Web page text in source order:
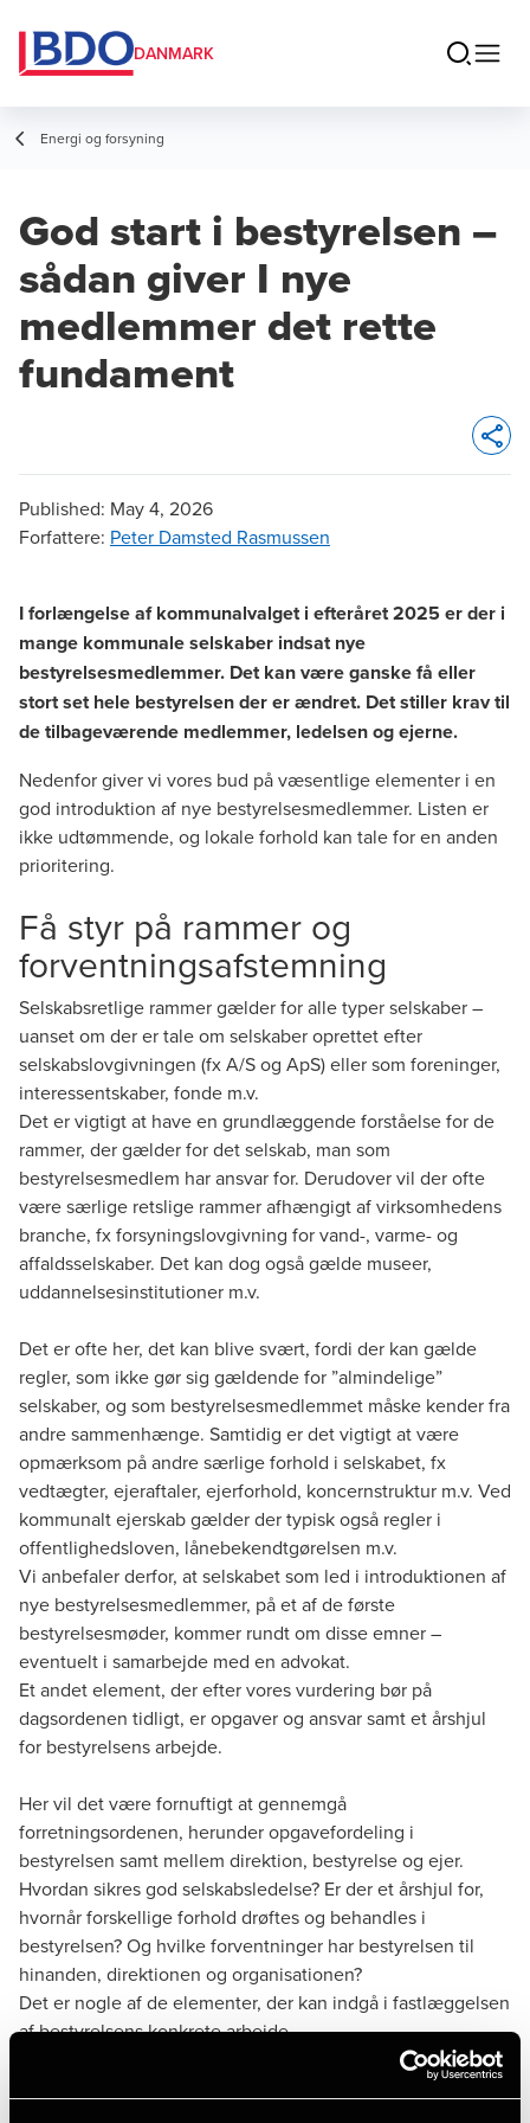
DANMARK
Energi og forsyning
God start i bestyrelsen –
sådan giver I nye
medlemmer det rette
fundament
Published: May 4, 2026
Forfattere: Peter Damsted Rasmussen
I forlængelse af kommunalvalget i efteråret 2025 er der i
mange kommunale selskaber indsat nye
bestyrelsesmedlemmer. Det kan være ganske få eller
stort set hele bestyrelsen der er ændret. Det stiller krav til
de tilbageværende medlemmer, ledelsen og ejerne.
Nedenfor giver vi vores bud på væsentlige elementer i en
god introduktion af nye bestyrelsesmedlemmer. Listen er
ikke udtømmende, og lokale forhold kan tale for en anden
prioritering.
Få styr på rammer og
forventningsafstemning
Selskabsretlige rammer gælder for alle typer selskaber –
uanset om der er tale om selskaber oprettet efter
selskabslovgivningen (fx A/S og ApS) eller som foreninger,
interessentskaber, fonde m.v.
Det er vigtigt at have en grundlæggende forståelse for de
rammer, der gælder for det selskab, man som
bestyrelsesmedlem har ansvar for. Derudover vil der ofte
være særlige retslige rammer afhængigt af virksomhedens
branche, fx forsyningslovgivning for vand-, varme- og
affaldsselskaber. Det kan dog også gælde museer,
uddannelsesinstitutioner m.v.
Det er ofte her, det kan blive svært, fordi der kan gælde
regler, som ikke gør sig gældende for ”almindelige”
selskaber, og som bestyrelsesmedlemmet måske kender fra
andre sammenhænge. Samtidig er det vigtigt at være
opmærksom på andre særlige forhold i selskabet, fx
vedtægter, ejeraftaler, ejerforhold, koncernstruktur m.v. Ved
kommunalt ejerskab gælder der typisk også regler i
offentlighedsloven, lånebekendtgørelsen m.v.
Vi anbefaler derfor, at selskabet som led i introduktionen af
nye bestyrelsesmedlemmer, på et af de første
bestyrelsesmøder, kommer rundt om disse emner –
eventuelt i samarbejde med en advokat.
Et andet element, der efter vores vurdering bør på
dagsordenen tidligt, er opgaver og ansvar samt et årshjul
for bestyrelsens arbejde.
Her vil det være fornuftigt at gennemgå
forretningsordenen, herunder opgavefordeling i
bestyrelsen samt mellem direktion, bestyrelse og ejer.
Hvordan sikres god selskabsledelse? Er der et årshjul for,
hvornår forskellige forhold drøftes og behandles i
bestyrelsen? Og hvilke forventninger har bestyrelsen til
hinanden, direktionen og organisationen?
Det er nogle af de elementer, der kan indgå i fastlæggelsen
af bestyrelsens konkrete arbejde.
Fælles forståelse af